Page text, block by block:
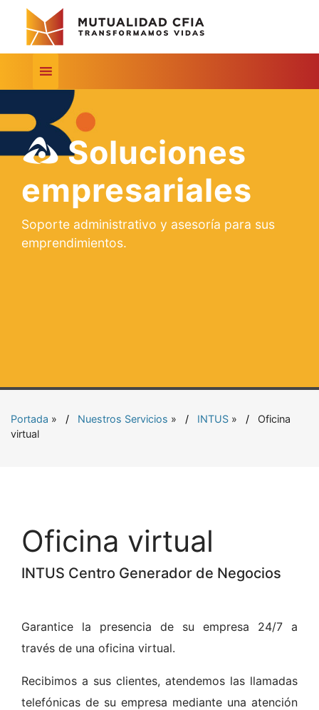
Soluciones
empresariales
Soporte administrativo y asesoría para sus
emprendimientos.
Portada » Nuestros Servicios » INTUS »
Oficina
virtual
Oficina virtual
INTUS Centro Generador de Negocios
Garantice la presencia de su empresa 24/7 a
través de una oficina virtual.
Recibimos a sus clientes, atendemos las llamadas
telefónicas de su empresa mediante una atención